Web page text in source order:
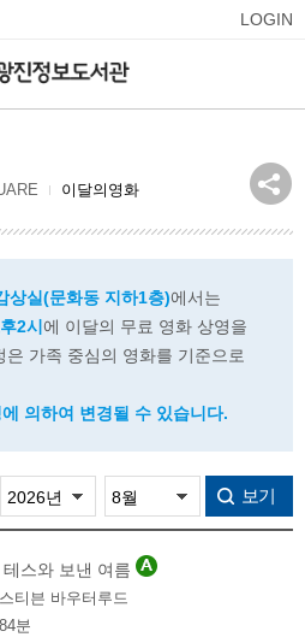
LOGIN
이달의영화
상실(문화동 지하1층)에서는
2시 에 이달의 무료 영화 상영을
가족 중심의 영화를 기준으로
의하여 변경될 수 있습니다.
보기
테스와 보낸 여름
스티븐 바우터루드
84분